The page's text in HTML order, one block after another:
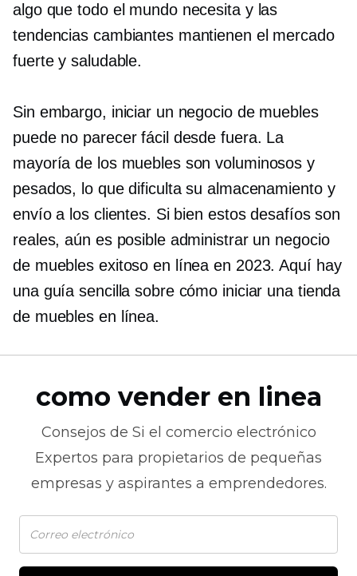
algo que todo el mundo necesita y las
tendencias cambiantes mantienen el mercado
fuerte y saludable.
Sin embargo, iniciar un negocio de muebles
puede no parecer fácil desde fuera. La
mayoría de los muebles son voluminosos y
pesados, lo que dificulta su almacenamiento y
envío a los clientes. Si bien estos desafíos son
reales, aún es posible administrar un negocio
de muebles exitoso en línea en 2023. Aquí hay
una guía sencilla sobre cómo iniciar una tienda
de muebles en línea.
como vender en linea
Consejos de Si el comercio electrónico
Expertos para propietarios de pequeñas
empresas y aspirantes a emprendedores.